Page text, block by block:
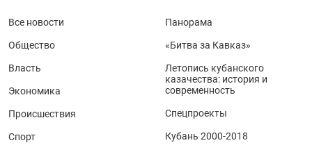
Все новости
Общество
Власть
Экономика
Происшествия
Спорт
Панорама
«Битва за Кавказ»
Летопись кубанского
казачества: история и
современность
Спецпроекты
Кубань 2000-2018